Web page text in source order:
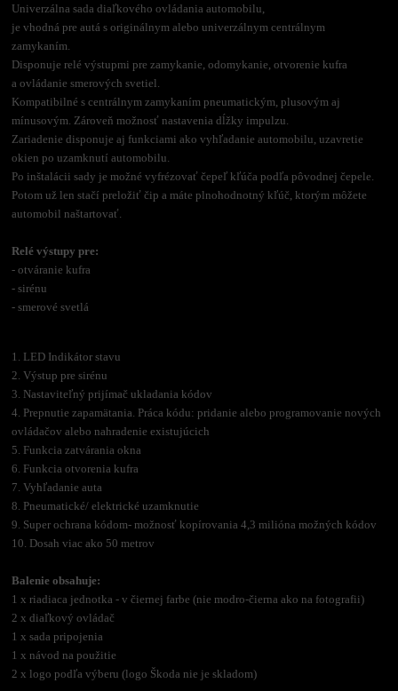
Univerzálna sada diaľkového ovládania automobilu,
je vhodná pre autá s originálnym alebo univerzálnym centrálnym
zamykaním.
Disponuje relé výstupmi pre zamykanie, odomykanie, otvorenie kufra
a ovládanie smerových svetiel.
Kompatibilné s centrálnym zamykaním pneumatickým, plusovým aj
mínusovým. Zároveň možnosť nastavenia dĺžky impulzu.
Zariadenie disponuje aj funkciami ako vyhľadanie automobilu, uzavretie
okien po uzamknutí automobilu.
Po inštalácii sady je možné vyfrézovať čepeľ kľúča podľa pôvodnej čepele.
Potom už len stačí preložiť čip a máte plnohodnotný kľúč, ktorým môžete
automobil naštartovať.
Relé výstupy pre:
- otváranie kufra
- sirénu
- smerové svetlá
1. LED Indikátor stavu
2. Výstup pre sirénu
3. Nastaviteľný prijímač ukladania kódov
4. Prepnutie zapamätania. Práca kódu: pridanie alebo programovanie nových
ovládačov alebo nahradenie existujúcich
5. Funkcia zatvárania okna
6. Funkcia otvorenia kufra
7. Vyhľadanie auta
8. Pneumatické/ elektrické uzamknutie
9. Super ochrana kódom- možnosť kopírovania 4,3 milióna možných kódov
10. Dosah viac ako 50 metrov
Balenie obsahuje:
1 x riadiaca jednotka - v čiernej farbe (nie modro-čierna ako na fotografii)
2 x diaľkový ovládač
1 x sada pripojenia
1 x návod na použitie
2 x logo podľa výberu (logo Škoda nie je skladom)